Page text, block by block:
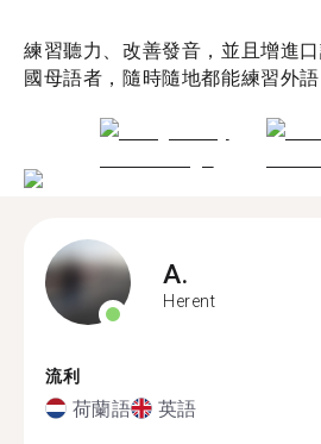
練習聽力、改善發音，並且增進
國母語者，隨時隨地都能練習外語
A.
Herent
流利
荷蘭語 英語